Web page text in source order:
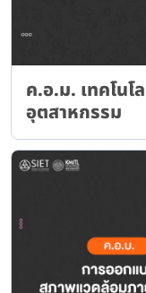
ค.อ.ม. เทคโน
อุตสาหกรรม